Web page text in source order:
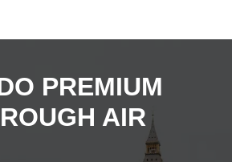
PREMIUM
AIR